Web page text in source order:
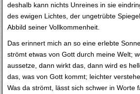
deshalb kann nichts Unreines in sie
des ewigen Lichtes, der ungetrübte
Abbild seiner Vollkommenheit.
Das erinnert mich an so eine erlebte
strömt etwas von Gott durch meine Welt;
aussetze, dann wirkt das, dann wird es
das, was von Gott kommt; leichter
Was da strömt, lässt sich schwer in Worte